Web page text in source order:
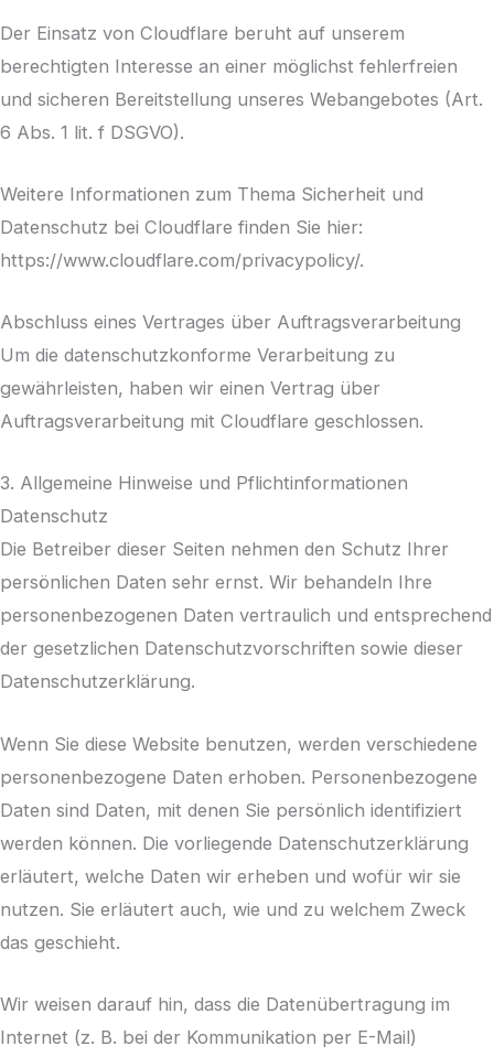
Der Einsatz von Cloudflare beruht auf unserem
berechtigten Interesse an einer möglichst fehlerfreien
und sicheren Bereitstellung unseres Webangebotes (Art.
6 Abs. 1 lit. f DSGVO).
Weitere Informationen zum Thema Sicherheit und
Datenschutz bei Cloudflare finden Sie hier:
https://www.cloudflare.com/privacypolicy/.
Abschluss eines Vertrages über Auftrags­verarbeitung
Um die datenschutzkonforme Verarbeitung zu
gewährleisten, haben wir einen Vertrag über
Auftragsverarbeitung mit Cloudflare geschlossen.
3. Allgemeine Hinweise und Pflicht­informationen
Datenschutz
Die Betreiber dieser Seiten nehmen den Schutz Ihrer
persönlichen Daten sehr ernst. Wir behandeln Ihre
personenbezogenen Daten vertraulich und entsprechend
der gesetzlichen Datenschutzvorschriften sowie dieser
Datenschutzerklärung.
Wenn Sie diese Website benutzen, werden verschiedene
personenbezogene Daten erhoben. Personenbezogene
Daten sind Daten, mit denen Sie persönlich identifiziert
werden können. Die vorliegende Datenschutzerklärung
erläutert, welche Daten wir erheben und wofür wir sie
nutzen. Sie erläutert auch, wie und zu welchem Zweck
das geschieht.
Wir weisen darauf hin, dass die Datenübertragung im
Internet (z. B. bei der Kommunikation per E-Mail)